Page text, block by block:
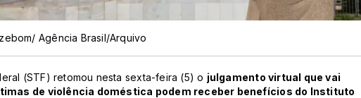
Agência Brasil/Arquivo
(STF) retomou nesta sexta-feira (5) o julgamento virtual que vai
de violência doméstica podem receber benefícios do Instituto